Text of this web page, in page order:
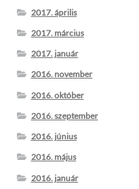
2017. április
2017. március
2017. január
2016. november
2016. október
2016. szeptember
2016. június
2016. május
2016. január